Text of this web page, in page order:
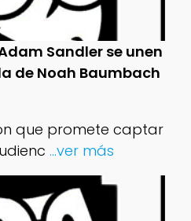
Sandler se unen
de Noah Baumbach
que promete captar
...ver más